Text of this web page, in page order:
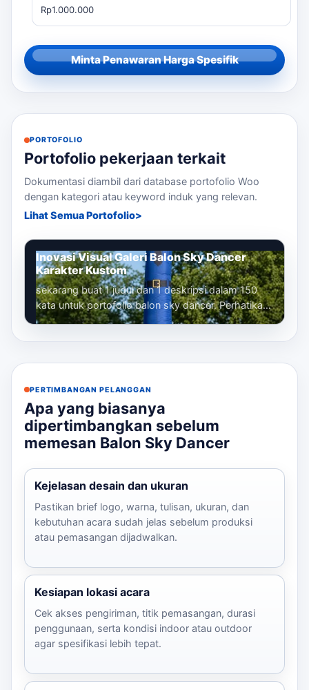
Rp1.000.000
Minta Penawaran Harga Spesifik
PORTOFOLIO
Portofolio pekerjaan terkait
Dokumentasi diambil dari database portofolio Woo
dengan kategori atau keyword induk yang relevan.
Lihat Semua Portofolio
Inovasi Visual Galeri Balon Sky Dancer
Karakter Kustom
sekarang buat 1 judul dan 1 deskripsi dalam 150
kata untuk portofolio balon sky dancer. Perhatikan
bahwa kita sudah membuat banyak...
PERTIMBANGAN PELANGGAN
Apa yang biasanya
dipertimbangkan sebelum
memesan Balon Sky Dancer
Kejelasan desain dan ukuran
Pastikan brief logo, warna, tulisan, ukuran, dan
kebutuhan acara sudah jelas sebelum produksi
atau pemasangan dijadwalkan.
Kesiapan lokasi acara
Cek akses pengiriman, titik pemasangan, durasi
penggunaan, serta kondisi indoor atau outdoor
agar spesifikasi lebih tepat.